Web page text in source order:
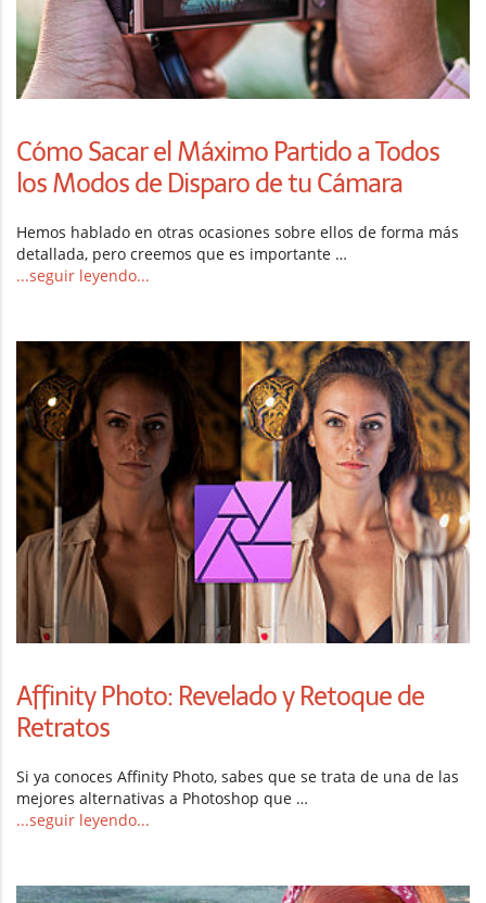
Cómo Sacar el Máximo Partido a Todos
los Modos de Disparo de tu Cámara
Hemos hablado en otras ocasiones sobre ellos de forma más
detallada, pero creemos que es importante …
...seguir leyendo...
Affinity Photo: Revelado y Retoque de
Retratos
Si ya conoces Affinity Photo, sabes que se trata de una de las
mejores alternativas a Photoshop que …
...seguir leyendo...